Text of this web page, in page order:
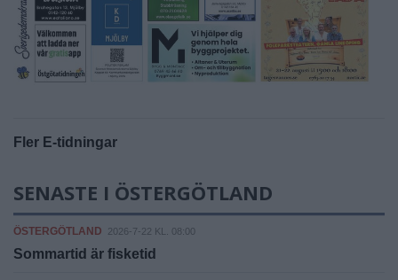
Fler E-tidningar
SENASTE I ÖSTERGÖTLAND
ÖSTERGÖTLAND 2026-7-22 KL. 08:00
Sommartid är fisketid